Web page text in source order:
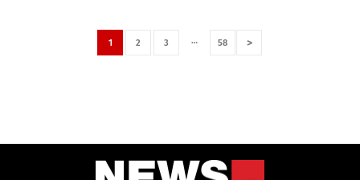
1 2 3 … 58 >